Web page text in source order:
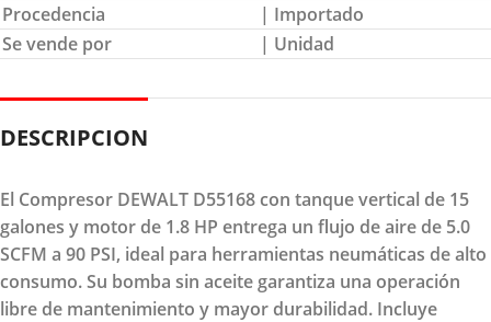
Procedencia
| Importado
Se vende por
| Unidad
DESCRIPCION
El Compresor DEWALT D55168 con tanque vertical de 15
galones y motor de 1.8 HP entrega un flujo de aire de 5.0
SCFM a 90 PSI, ideal para herramientas neumáticas de alto
consumo. Su bomba sin aceite garantiza una operación
libre de mantenimiento y mayor durabilidad. Incluye